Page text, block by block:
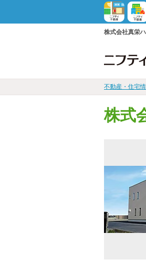
株式会社真栄
不動産・住宅
株式